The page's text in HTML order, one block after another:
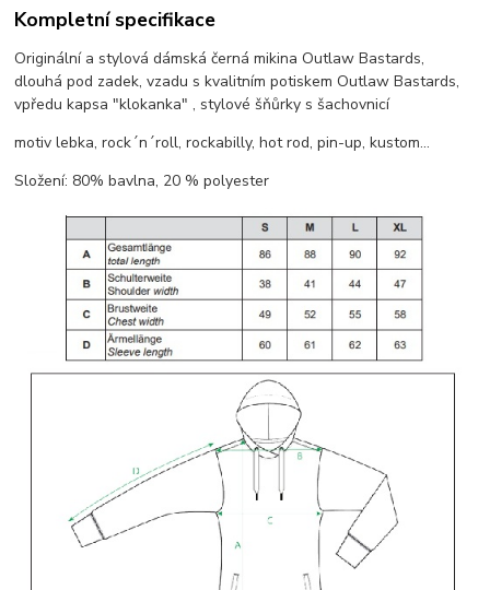
Kompletní specifikace
Originální a stylová dámská černá mikina Outlaw Bastards,
dlouhá pod zadek, vzadu s kvalitním potiskem Outlaw Bastards,
vpředu kapsa "klokanka" , stylové šňůrky s šachovnicí
motiv lebka, rock´n´roll, rockabilly, hot rod, pin-up, kustom...
Složení: 80% bavlna, 20 % polyester